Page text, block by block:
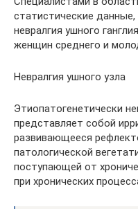
статистические
невралгия ушного
женщин среднего и
Невралгия ушного узла
Этиопатогенетически
представляет собой
развивающееся
патологической
поступающей от
при хронических